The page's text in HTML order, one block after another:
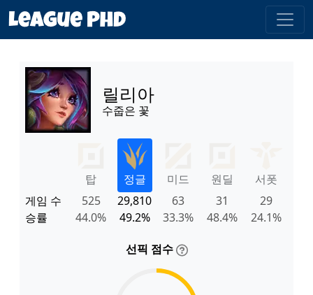
릴리아
수줍은 꽃
탑 정글 미드 원딜
서폿
게임 수
525 29,810 63 31
29
승률
44.0% 49.2% 33.3% 48.4% 24.1%
선픽 점수